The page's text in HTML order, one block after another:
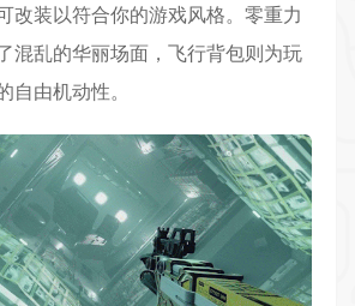
改装以符合你的游戏风格。零重力
混乱的华丽场面，飞行背包则为玩
自由机动性。